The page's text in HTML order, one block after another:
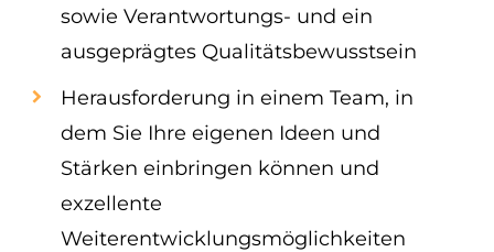
sowie Verantwortungs- und ein
ausgeprägtes Qualitätsbewusstsein
Herausforderung in einem Team, in
dem Sie Ihre eigenen Ideen und
Stärken einbringen können und
exzellente
Weiterentwicklungsmöglichkeiten